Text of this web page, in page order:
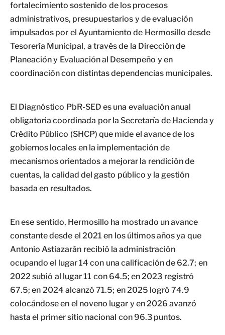
fortalecimiento sostenido de los procesos
administrativos, presupuestarios y de evaluación
impulsados por el Ayuntamiento de Hermosillo desde
Tesorería Municipal, a través de la Dirección de
Planeación y Evaluación al Desempeño y en
coordinación con distintas dependencias municipales.
El Diagnóstico PbR-SED es una evaluación anual
obligatoria coordinada por la Secretaría de Hacienda y
Crédito Público (SHCP) que mide el avance de los
gobiernos locales en la implementación de
mecanismos orientados a mejorar la rendición de
cuentas, la calidad del gasto público y la gestión
basada en resultados.
En ese sentido, Hermosillo ha mostrado un avance
constante desde el 2021 en los últimos años ya que
Antonio Astiazarán recibió la administración
ocupando el lugar 14 con una calificación de 62.7; en
2022 subió al lugar 11 con 64.5; en 2023 registró
67.5; en 2024 alcanzó 71.5; en 2025 logró 74.9
colocándose en el noveno lugar y en 2026 avanzó
hasta el primer sitio nacional con 96.3 puntos.